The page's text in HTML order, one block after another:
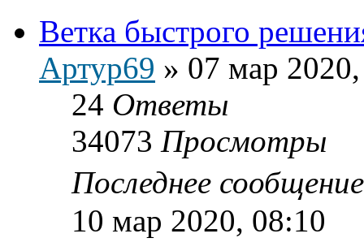
Ветка быстрого
Артур69 » 07 мар
24 Ответы
34073 Просмотры
Последнее
10 мар 2020, 08:10